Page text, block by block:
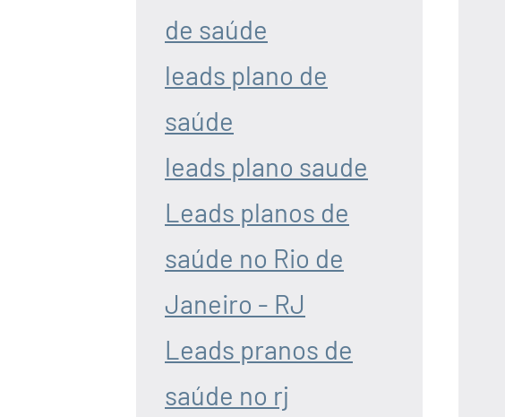
de saúde
leads plano de
saúde
leads plano saude
Leads planos de
saúde no Rio de
Janeiro - RJ
Leads pranos de
saúde no rj